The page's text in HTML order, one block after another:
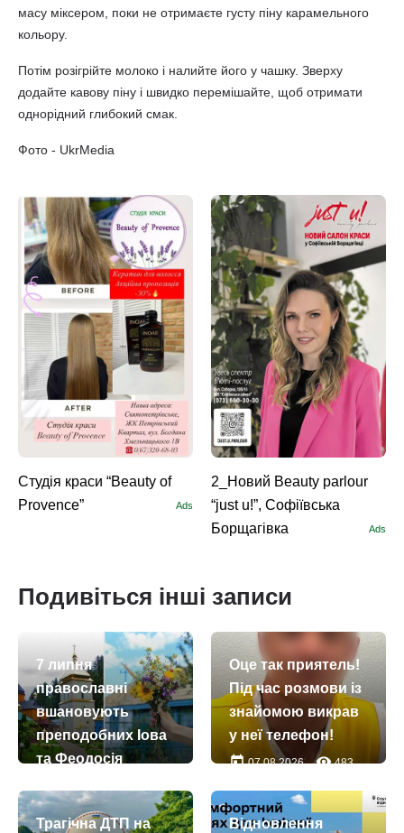
масу міксером, поки не отримаєте густу піну карамельного
кольору.
Потім розігрійте молоко і налийте його у чашку. Зверху
додайте кавову піну і швидко перемішайте, щоб отримати
однорідний глибокий смак.
Фото - UkrMedia
Студія краси “Beauty of
Provence”
Ads
2_Новий Beauty parlour
“just u!”, Софіївська
Борщагівка
Ads
Подивіться інші записи
7 липня
православні
вшановують
преподобних Іова
та Феодосія
today 07.07.2026
Оце так приятель!
Під час розмови із
знайомою викрав
у неї телефон!
today07.08.2026 remove_red_eye483
Трагічна ДТП на
Відновлення